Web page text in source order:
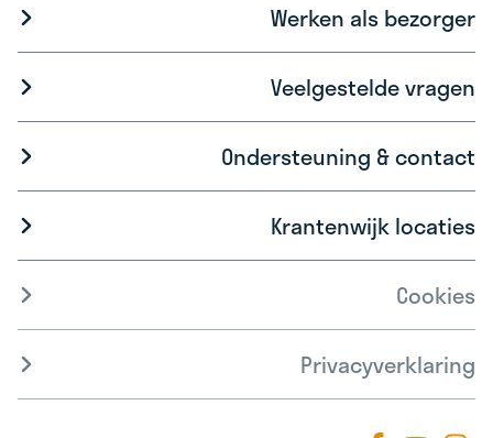
Werken als bezorger
Veelgestelde vragen
Ondersteuning & contact
Krantenwijk locaties
Cookies
Privacyverklaring